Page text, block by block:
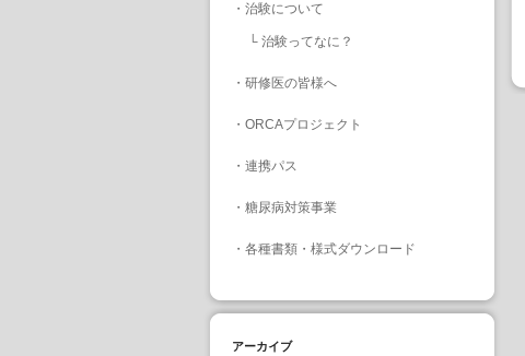
・ 治験について
└ 治験ってなに？
・ 研修医の皆様へ
・ ORCAプロジェクト
・ 連携パス
・ 糖尿病対策事業
・ 各種書類・様式ダウンロード
アーカイブ